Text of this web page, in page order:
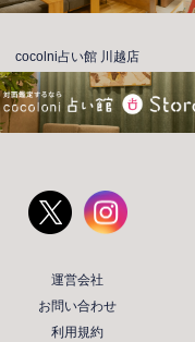
cocolni占い館 川越店
運営会社
お問い合わせ
利用規約